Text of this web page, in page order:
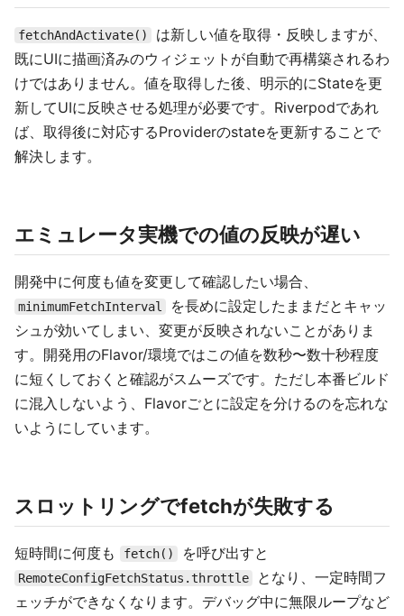
fetchAndActivate()
は新しい値を取得・反映しますが、
既にUIに描画済みのウィジェットが自動で再構築されるわ
けではありません。値を取得した後、明示的にStateを更
新してUIに反映させる処理が必要です。Riverpodであれ
ば、取得後に対応するProviderのstateを更新することで
解決します。
エミュレータ実機での値の反映が遅い
開発中に何度も値を変更して確認したい場合、
minimumFetchInterval
を長めに設定したままだとキャッ
シュが効いてしまい、変更が反映されないことがありま
す。開発用のFlavor/環境ではこの値を数秒〜数十秒程度
に短くしておくと確認がスムーズです。ただし本番ビルド
に混入しないよう、Flavorごとに設定を分けるのを忘れな
いようにしています。
スロットリングでfetchが失敗する
短時間に何度も fetch() を呼び出すと
RemoteConfigFetchStatus.throttle
となり、一定時間フ
ェッチができなくなります。デバッグ中に無限ループなど